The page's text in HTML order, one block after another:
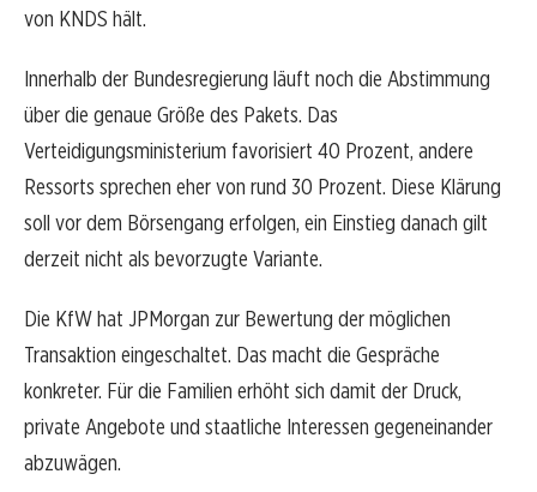
von KNDS hält.
Innerhalb der Bundesregierung läuft noch die Abstimmung
über die genaue Größe des Pakets. Das
Verteidigungsministerium favorisiert 40 Prozent, andere
Ressorts sprechen eher von rund 30 Prozent. Diese Klärung
soll vor dem Börsengang erfolgen, ein Einstieg danach gilt
derzeit nicht als bevorzugte Variante.
Die KfW hat JPMorgan zur Bewertung der möglichen
Transaktion eingeschaltet. Das macht die Gespräche
konkreter. Für die Familien erhöht sich damit der Druck,
private Angebote und staatliche Interessen gegeneinander
abzuwägen.